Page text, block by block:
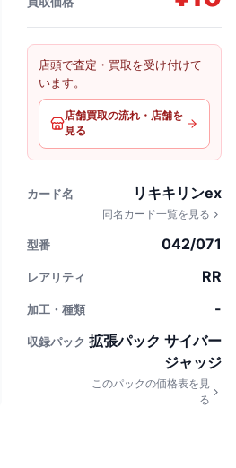
店頭で査定・買取を受け付けて
います。
店舗買取の流れ・店舗を
見る
カード名 リキキリンex
同名カード一覧を見る
型番 042/071
レアリティ RR
加工・種類 -
収録パック 拡張パック サイバー
ジャッジ
このパックの価格表を見
る